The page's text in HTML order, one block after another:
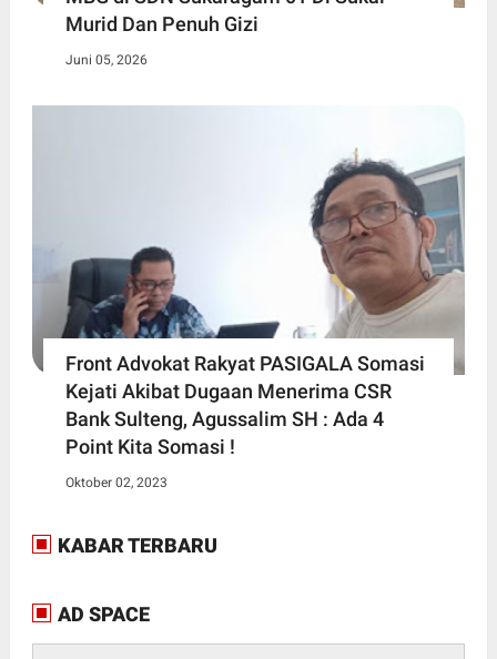
Murid Dan Penuh Gizi
Juni 05, 2026
Front Advokat Rakyat PASIGALA Somasi
Kejati Akibat Dugaan Menerima CSR
Bank Sulteng, Agussalim SH : Ada 4
Point Kita Somasi !
Oktober 02, 2023
KABAR TERBARU
AD SPACE